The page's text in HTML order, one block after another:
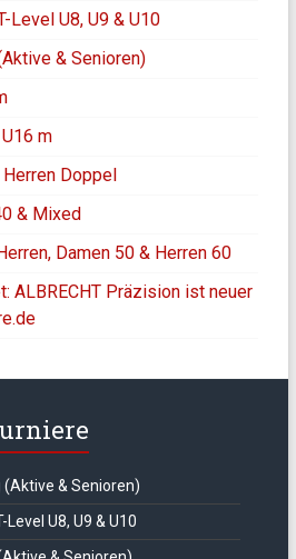
Level U8, U9 & U10
& Senioren)
m
Doppel
& Mixed
Damen 50 & Herren 60
ALBRECHT Präzision ist neuer
& Senioren)
U8, U9 & U10